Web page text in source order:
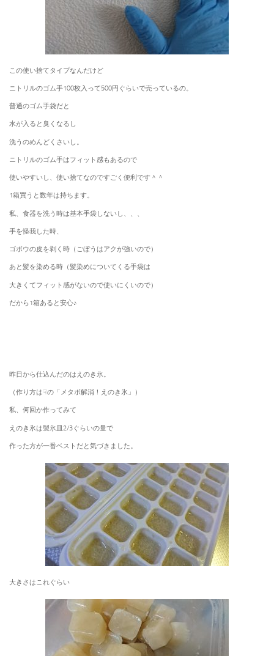
この使い捨てタイプなんだけど
ニトリルのゴム手100枚入って500円ぐらいで売っているの。
普通のゴム手袋だと
水が入ると臭くなるし
洗うのめんどくさいし。
ニトリルのゴム手はフィット感もあるので
使いやすいし、使い捨てなのですごく便利です＾＾
1箱買うと数年は持ちます。
私、食器を洗う時は基本手袋しないし、、、
手を怪我した時、
ゴボウの皮を剥く時（ごぼうはアクが強いので）
あと髪を染める時（髪染めについてくる手袋は
大きくてフィット感がないので使いにくいので）
だから1箱あると安心♪
昨日から仕込んだのはえのき氷。
（作り方は☟の「メタボ解消！えのき氷」）
私、何回か作ってみて
えのき氷は製氷皿2/3ぐらいの量で
作った方が一番ベストだと気づきました。
大きさはこれぐらい